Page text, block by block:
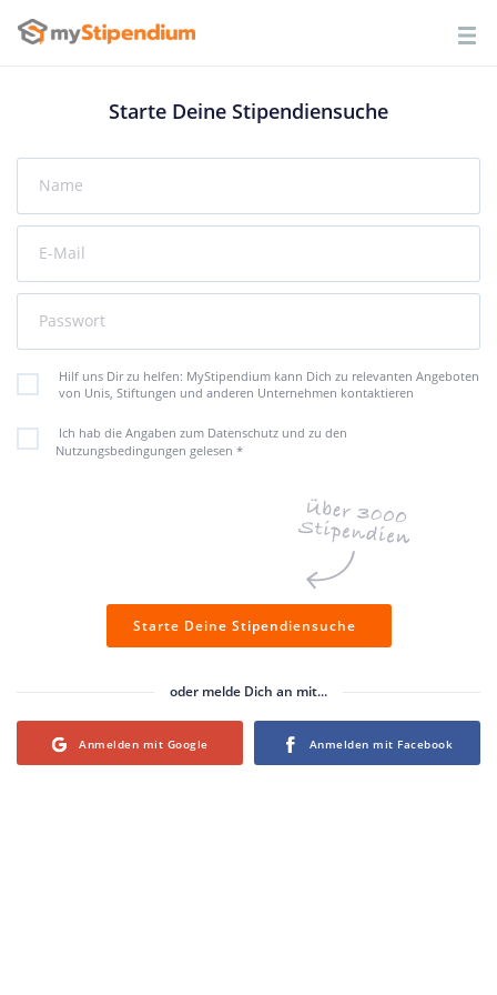
Starte Deine Stipendiensuche
Name
E-Mail
Passwort
Hilf uns Dir zu helfen: MyStipendium kann Dich zu relevanten Angeboten
von Unis, Stiftungen und anderen Unternehmen kontaktieren
Ich hab die Angaben zum Datenschutz und zu den
Nutzungsbedingungen gelesen *
Starte Deine Stipendiensuche
oder melde Dich an mit...
Login with Google Login with Facebook